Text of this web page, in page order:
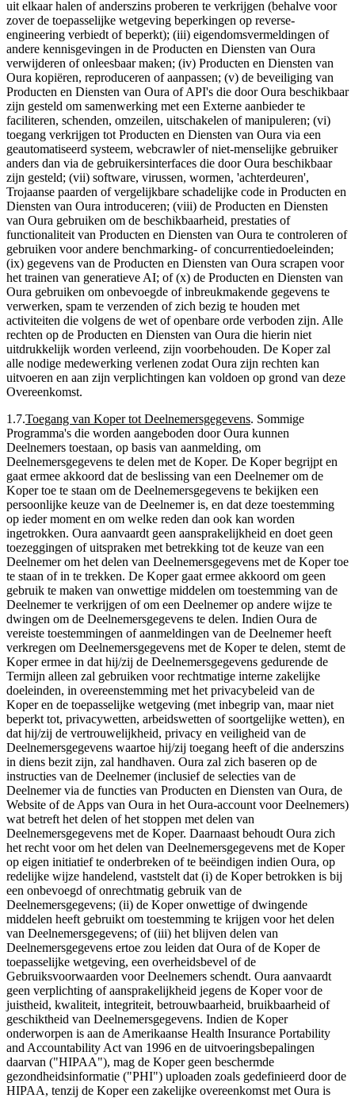
uit elkaar halen of anderszins proberen te verkrijgen (behalve voor
zover de toepasselijke wetgeving beperkingen op reverse-
engineering verbiedt of beperkt); (iii) eigendomsvermeldingen of
andere kennisgevingen in de Producten en Diensten van Oura
verwijderen of onleesbaar maken; (iv) Producten en Diensten van
Oura kopiëren, reproduceren of aanpassen; (v) de beveiliging van
Producten en Diensten van Oura of API's die door Oura beschikbaar
zijn gesteld om samenwerking met een Externe aanbieder te
faciliteren, schenden, omzeilen, uitschakelen of manipuleren; (vi)
toegang verkrijgen tot Producten en Diensten van Oura via een
geautomatiseerd systeem, webcrawler of niet-menselijke gebruiker
anders dan via de gebruikersinterfaces die door Oura beschikbaar
zijn gesteld; (vii) software, virussen, wormen, 'achterdeuren',
Trojaanse paarden of vergelijkbare schadelijke code in Producten en
Diensten van Oura introduceren; (viii) de Producten en Diensten
van Oura gebruiken om de beschikbaarheid, prestaties of
functionaliteit van Producten en Diensten van Oura te controleren of
gebruiken voor andere benchmarking- of concurrentiedoeleinden;
(ix) gegevens van de Producten en Diensten van Oura scrapen voor
het trainen van generatieve AI; of (x) de Producten en Diensten van
Oura gebruiken om onbevoegde of inbreukmakende gegevens te
verwerken, spam te verzenden of zich bezig te houden met
activiteiten die volgens de wet of openbare orde verboden zijn. Alle
rechten op de Producten en Diensten van Oura die hierin niet
uitdrukkelijk worden verleend, zijn voorbehouden. De Koper zal
alle nodige medewerking verlenen zodat Oura zijn rechten kan
uitvoeren en aan zijn verplichtingen kan voldoen op grond van deze
Overeenkomst.
1.7.Toegang van Koper tot Deelnemersgegevens. Sommige
Programma's die worden aangeboden door Oura kunnen
Deelnemers toestaan, op basis van aanmelding, om
Deelnemersgegevens te delen met de Koper. De Koper begrijpt en
gaat ermee akkoord dat de beslissing van een Deelnemer om de
Koper toe te staan om de Deelnemersgegevens te bekijken een
persoonlijke keuze van de Deelnemer is, en dat deze toestemming
op ieder moment en om welke reden dan ook kan worden
ingetrokken. Oura aanvaardt geen aansprakelijkheid en doet geen
toezeggingen of uitspraken met betrekking tot de keuze van een
Deelnemer om het delen van Deelnemersgegevens met de Koper toe
te staan of in te trekken. De Koper gaat ermee akkoord om geen
gebruik te maken van onwettige middelen om toestemming van de
Deelnemer te verkrijgen of om een Deelnemer op andere wijze te
dwingen om de Deelnemersgegevens te delen. Indien Oura de
vereiste toestemmingen of aanmeldingen van de Deelnemer heeft
verkregen om Deelnemersgegevens met de Koper te delen, stemt de
Koper ermee in dat hij/zij de Deelnemersgegevens gedurende de
Termijn alleen zal gebruiken voor rechtmatige interne zakelijke
doeleinden, in overeenstemming met het privacybeleid van de
Koper en de toepasselijke wetgeving (met inbegrip van, maar niet
beperkt tot, privacywetten, arbeidswetten of soortgelijke wetten), en
dat hij/zij de vertrouwelijkheid, privacy en veiligheid van de
Deelnemersgegevens waartoe hij/zij toegang heeft of die anderszins
in diens bezit zijn, zal handhaven. Oura zal zich baseren op de
instructies van de Deelnemer (inclusief de selecties van de
Deelnemer via de functies van Producten en Diensten van Oura, de
Website of de Apps van Oura in het Oura-account voor Deelnemers)
wat betreft het delen of het stoppen met delen van
Deelnemersgegevens met de Koper. Daarnaast behoudt Oura zich
het recht voor om het delen van Deelnemersgegevens met de Koper
op eigen initiatief te onderbreken of te beëindigen indien Oura, op
redelijke wijze handelend, vaststelt dat (i) de Koper betrokken is bij
een onbevoegd of onrechtmatig gebruik van de
Deelnemersgegevens; (ii) de Koper onwettige of dwingende
middelen heeft gebruikt om toestemming te krijgen voor het delen
van Deelnemersgegevens; of (iii) het blijven delen van
Deelnemersgegevens ertoe zou leiden dat Oura of de Koper de
toepasselijke wetgeving, een overheidsbevel of de
Gebruiksvoorwaarden voor Deelnemers schendt. Oura aanvaardt
geen verplichting of aansprakelijkheid jegens de Koper voor de
juistheid, kwaliteit, integriteit, betrouwbaarheid, bruikbaarheid of
geschiktheid van Deelnemersgegevens. Indien de Koper
onderworpen is aan de Amerikaanse Health Insurance Portability
and Accountability Act van 1996 en de uitvoeringsbepalingen
daarvan ("HIPAA"), mag de Koper geen beschermde
gezondheidsinformatie ("PHI") uploaden zoals gedefinieerd door de
HIPAA, tenzij de Koper een zakelijke overeenkomst met Oura is